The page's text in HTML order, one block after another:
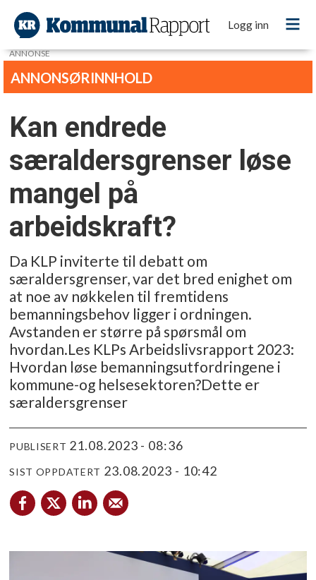
Logg inn
ANNONSE
Kan endrede
særaldersgrenser løse
mangel på
arbeidskraft?
Da KLP inviterte til debatt om
særaldersgrenser, var det bred enighet om
at noe av nøkkelen til fremtidens
bemanningsbehov ligger i ordningen.
Avstanden er større på spørsmål om
hvordan.Les KLPs Arbeidslivsrapport 2023:
Hvordan løse bemanningsutfordringene i
kommune-og helsesektoren?Dette er
særaldersgrenser
PUBLISERT 21.08.2023 - 08:36
SIST OPPDATERT 23.08.2023 - 10:42